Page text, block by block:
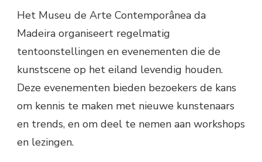
Het Museu de Arte Contemporânea da
Madeira organiseert regelmatig
tentoonstellingen en evenementen die de
kunstscene op het eiland levendig houden.
Deze evenementen bieden bezoekers de kans
om kennis te maken met nieuwe kunstenaars
en trends, en om deel te nemen aan workshops
en lezingen.